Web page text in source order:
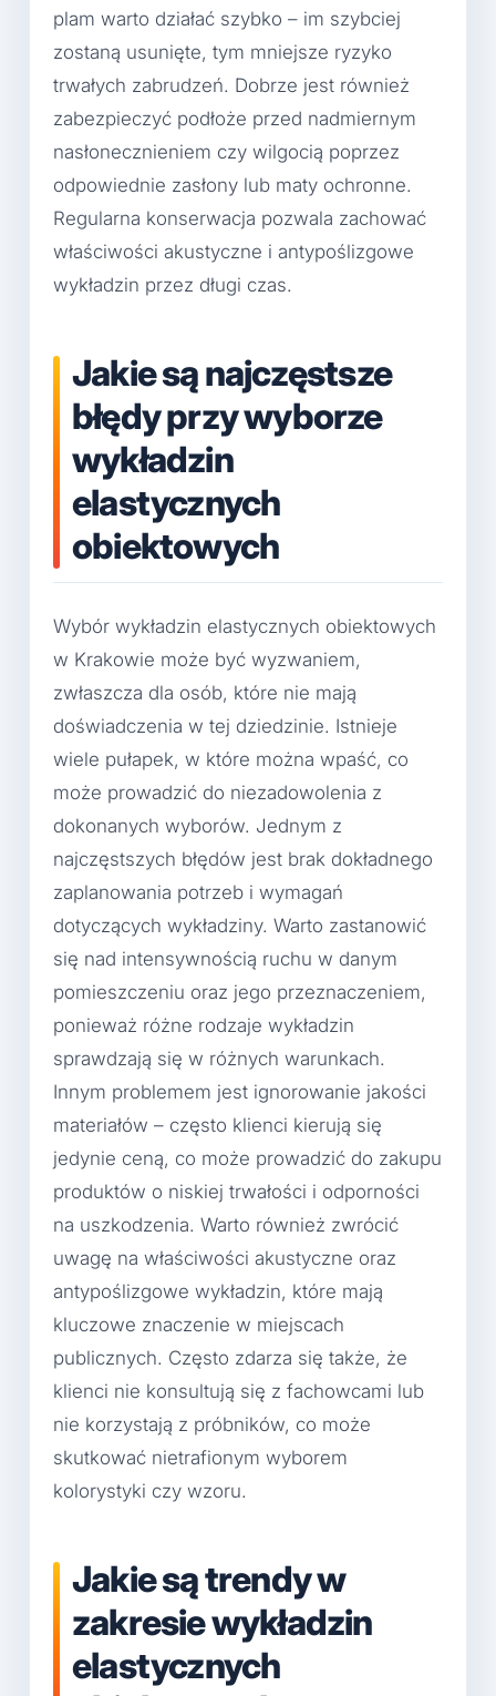
plam warto działać szybko – im szybciej
zostaną usunięte, tym mniejsze ryzyko
trwałych zabrudzeń. Dobrze jest również
zabezpieczyć podłoże przed nadmiernym
nasłonecznieniem czy wilgocią poprzez
odpowiednie zasłony lub maty ochronne.
Regularna konserwacja pozwala zachować
właściwości akustyczne i antypoślizgowe
wykładzin przez długi czas.
Jakie są najczęstsze
błędy przy wyborze
wykładzin
elastycznych
obiektowych
Wybór wykładzin elastycznych obiektowych
w Krakowie może być wyzwaniem,
zwłaszcza dla osób, które nie mają
doświadczenia w tej dziedzinie. Istnieje
wiele pułapek, w które można wpaść, co
może prowadzić do niezadowolenia z
dokonanych wyborów. Jednym z
najczęstszych błędów jest brak dokładnego
zaplanowania potrzeb i wymagań
dotyczących wykładziny. Warto zastanowić
się nad intensywnością ruchu w danym
pomieszczeniu oraz jego przeznaczeniem,
ponieważ różne rodzaje wykładzin
sprawdzają się w różnych warunkach.
Innym problemem jest ignorowanie jakości
materiałów – często klienci kierują się
jedynie ceną, co może prowadzić do zakupu
produktów o niskiej trwałości i odporności
na uszkodzenia. Warto również zwrócić
uwagę na właściwości akustyczne oraz
antypoślizgowe wykładzin, które mają
kluczowe znaczenie w miejscach
publicznych. Często zdarza się także, że
klienci nie konsultują się z fachowcami lub
nie korzystają z próbników, co może
skutkować nietrafionym wyborem
kolorystyki czy wzoru.
Jakie są trendy w
zakresie wykładzin
elastycznych